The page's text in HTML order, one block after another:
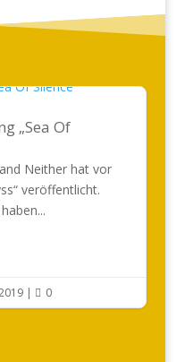
„Sea Of
Neither hat vor
veröffentlicht.
|  0